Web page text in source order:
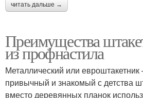
читать дальше →
Преимущества
из профнастила
Металлический или евроштакетник
привычный и знакомый с детства
вместо деревянных планок